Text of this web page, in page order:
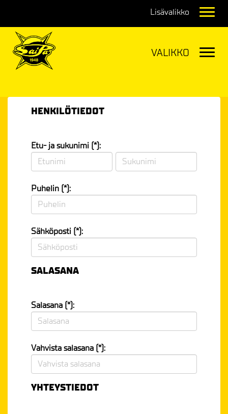
HENKILÖTIEDOT
Etu- ja sukunimi (*):
Puhelin (*):
Sähköposti (*):
SALASANA
Salasana (*):
Vahvista salasana (*):
YHTEYSTIEDOT